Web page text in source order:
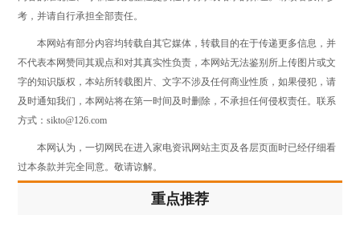
考，并请自行承担全部责任。
本网站有部分内容均转载自其它媒体，转载目的在于传递更多信息，并
不代表本网赞同其观点和对其真实性负责，本网站无法鉴别所上传图片或文
字的知识版权，本站所转载图片、文字不涉及任何商业性质，如果侵犯，请
及时通知我们，本网站将在第一时间及时删除，不承担任何侵权责任。联系
方式：sikto@126.com
本网认为，一切网民在进入家电资讯网站主页及各层页面时已经仔细看
过本条款并完全同意。敬请谅解。
重点推荐